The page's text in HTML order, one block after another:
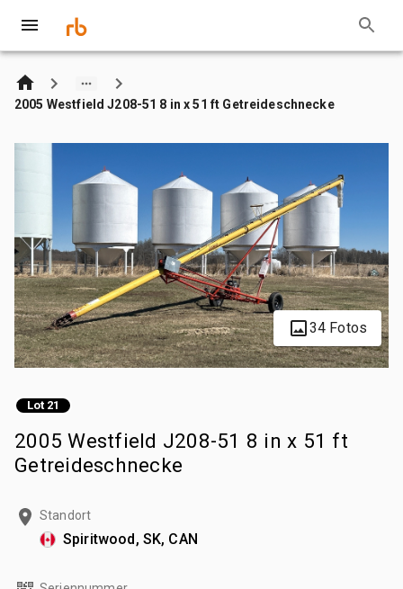
2005 Westfield J208-51 8 in x 51 ft Getreideschnecke
34 Fotos
Lot 21
2005 Westfield J208-51 8 in x 51 ft
Getreideschnecke
Standort
Spiritwood, SK, CAN